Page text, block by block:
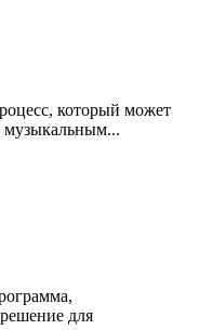
который может
музыкальным...
для